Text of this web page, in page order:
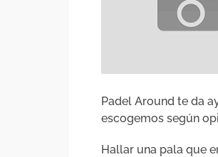
Padel Around te da
escogemos según
Hallar una pala que